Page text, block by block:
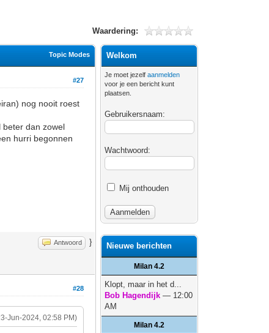
Waardering:
Topic Modes
#27
nog nooit roest
beter dan zowel
hurri begonnen
Antwoord }
#28
Jun-2024, 02:58 PM)
Welkom
Je moet jezelfaanmelden
voor je een bericht kunt
plaatsen.
Gebruikersnaam:
Wachtwoord:
Mij onthouden
Nieuwe berichten
Milan 4.2
Klopt, maar in het d...
Bob Hagendijk — 12:00
AM
Milan 4.2